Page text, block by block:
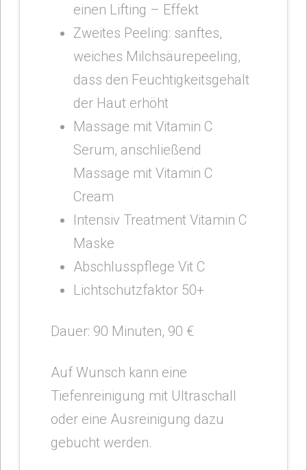
einen Lifting – Effekt
Zweites Peeling: sanftes,
weiches Milchsäurepeeling,
dass den Feuchtigkeitsgehalt
der Haut erhöht
Massage mit Vitamin C
Serum, anschließend
Massage mit Vitamin C
Cream
Intensiv Treatment Vitamin C
Maske
Abschlusspflege Vit C
Lichtschutzfaktor 50+
Dauer: 90 Minuten, 90 €
Auf Wunsch kann eine
Tiefenreinigung mit Ultraschall
oder eine Ausreinigung dazu
gebucht werden.